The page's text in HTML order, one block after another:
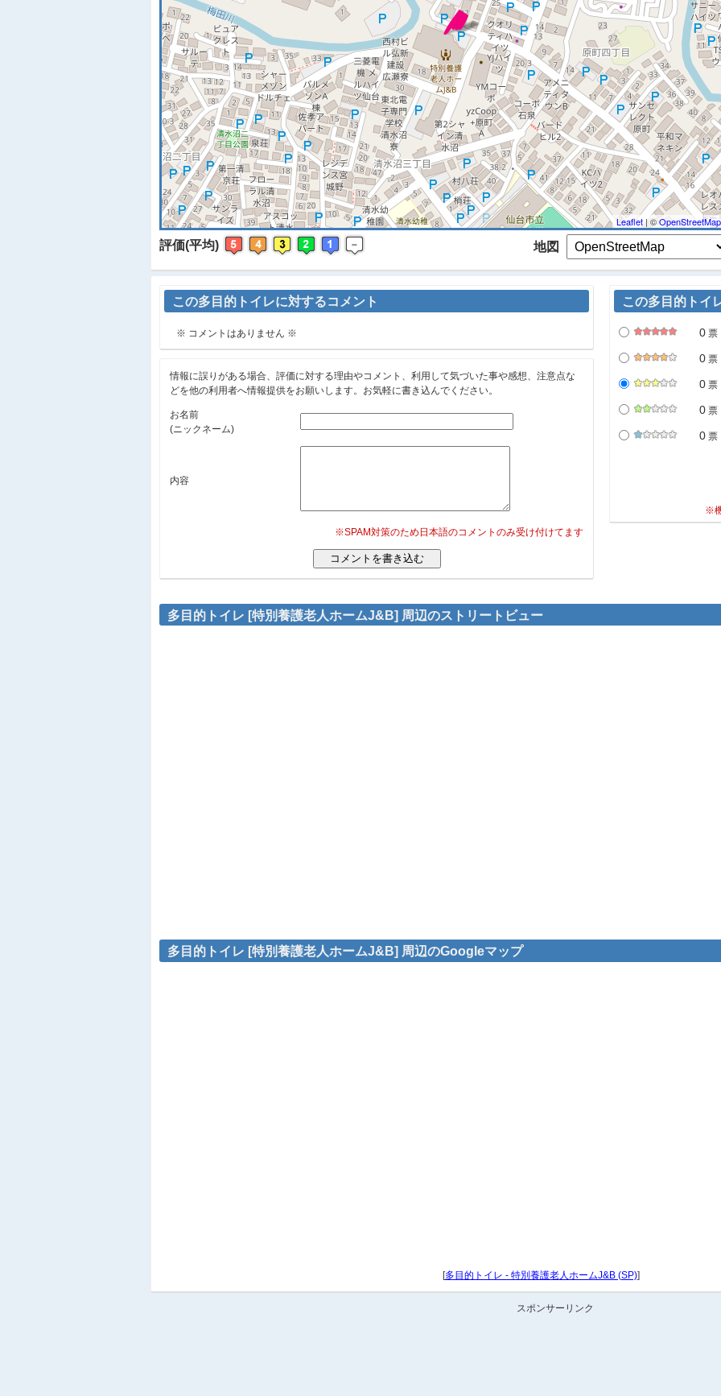
※ マップを検索、表示中です ※
Leaflet | ©OpenStreetMap
評価(平均) 地図
この多目的トイ
0 票
0 票
0 票
0 票
0 票
※
この多目的トイレに対するコメント
※ コメントはありません ※
情報に誤りがある場合、評価に対する理由やコメント、利用して気づいた事や感想、注意点な
どを他の利用者へ情報提供をお願いします。お気軽に書き込んでください。
お名前
(ニックネーム)
内容
※SPAM対策のため日本語のコメントのみ受け付けてます
多目的トイレ [特別養護老人ホームJ&B] 周辺のストリートビュー
多目的トイレ [特別養護老人ホームJ&B] 周辺のGoogleマップ
[多目的トイレ - 特別養護老人ホームJ&B (SP)]
スポンサーリンク